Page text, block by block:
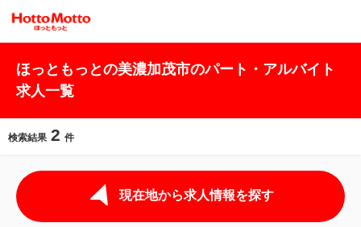
ほっともっとの美濃加茂市のパート・アルバイト
求人一覧
検索結果 2 件
現在地から求人情報を探す